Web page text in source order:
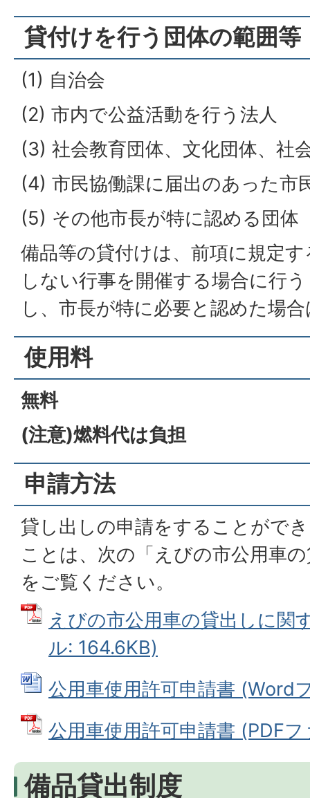
貸付けを行う団体の範囲等
(1) 自治会
(2) 市内で公益活動を行う法人
(3) 社会教育団体、文化団体、社
(4) 市民協働課に届出のあった市
(5) その他市長が特に認める団体
備品等の貸付けは、前項に規定
しない行事を開催する場合に行
し、市長が特に必要と認めた場
使用料
無料
(注意)燃料代は負担
申請方法
貸し出しの申請をすることがで
ことは、次の「えびの市公用車
をご覧ください。
えびの市公用車の貸出しに関
ル: 164.6KB)
公用車使用許可申請書 (Word
公用車使用許可申請書 (PDF
備品貸出制度